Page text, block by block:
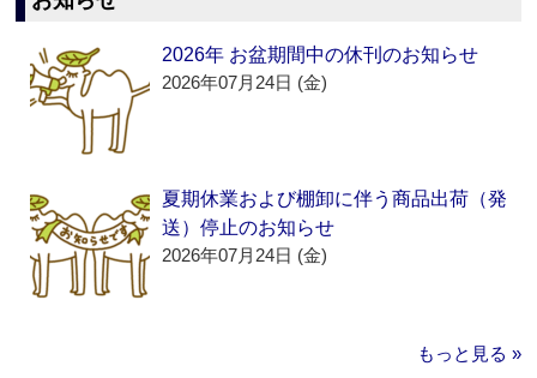
2026年 お盆期間中の休刊のお知らせ
2026年07月24日 (金)
夏期休業および棚卸に伴う商品出荷（発
送）停止のお知らせ
2026年07月24日 (金)
もっと見る »